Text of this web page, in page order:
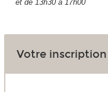
et de 13h30 à 17h00
Votre inscription